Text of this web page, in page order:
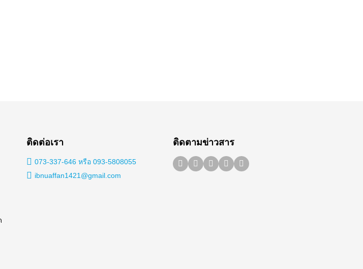
ติดต่อเรา
073-337-646 หรือ 093-5808055
ibnuaffan1421@gmail.com
ติดตามข่าวสาร